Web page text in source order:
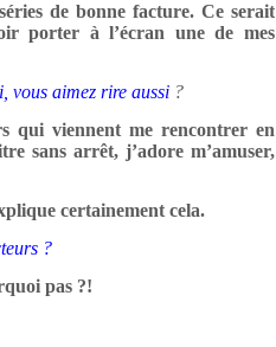
de bonne facture. Ce serait
porter à l’écran une de mes
vous aimez rire aussi ?
qui viennent me rencontrer en
sans arrêt, j’adore m’amuser,
certainement cela.
?
pas ?!